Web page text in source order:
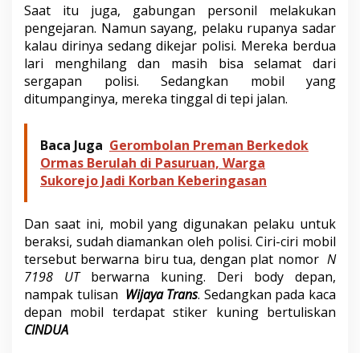
Saat itu juga, gabungan personil melakukan
pengejaran. Namun sayang, pelaku rupanya sadar
kalau dirinya sedang dikejar polisi. Mereka berdua
lari menghilang dan masih bisa selamat dari
sergapan polisi. Sedangkan mobil yang
ditumpanginya, mereka tinggal di tepi jalan.
Baca Juga Gerombolan Preman Berkedok
Ormas Berulah di Pasuruan, Warga
Sukorejo Jadi Korban Keberingasan
Dan saat ini, mobil yang digunakan pelaku untuk
beraksi, sudah diamankan oleh polisi. Ciri-ciri mobil
tersebut berwarna biru tua, dengan plat nomor N
7198 UTberwarna kuning. Deri body depan,
nampak tulisan Wijaya Trans. Sedangkan pada kaca
depan mobil terdapat stiker kuning bertuliskan
CINDUA